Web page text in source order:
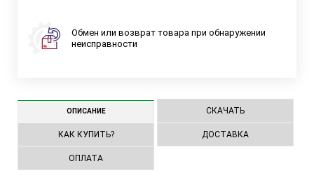
Обмен или возврат товара при обнаружении
неисправности
ОПИСАНИЕ СКАЧАТЬ
КАК КУПИТЬ? ДОСТАВКА
ОПЛАТА